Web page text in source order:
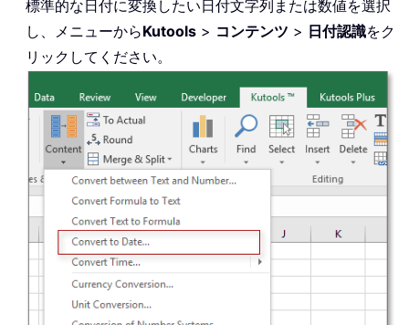
標準的な日付に変換したい日付文字列または数値を選択
し、メニューからKutools > コンテンツ > 日付認識をク
リックしてください。